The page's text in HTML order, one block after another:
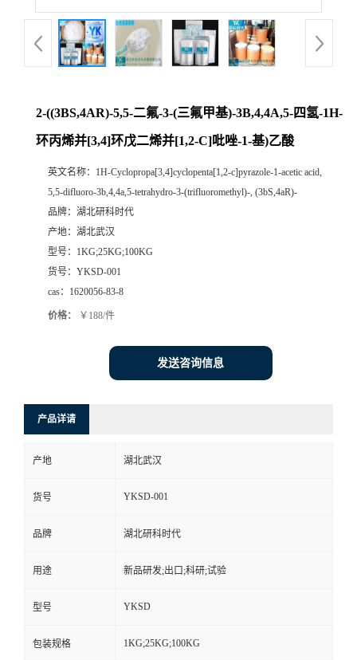
2-((3BS,4AR)-5,5-二氟-3-(三氟甲基)-3B,4,4A,5-四氢-1H-
环丙烯并[3,4]环戊二烯并[1,2-C]吡唑-1-基)乙酸
英文名称： 1H-Cyclopropa[3,4]cyclopenta[1,2-c]pyrazole-1-acetic acid,
5,5-difluoro-3b,4,4a,5-tetrahydro-3-(trifluoromethyl)-, (3bS,4aR)-
品牌： 湖北研科时代
产地： 湖北武汉
型号： 1KG;25KG;100KG
货号： YKSD-001
cas： 1620056-83-8
价格： ￥188/件
发送咨询信息
产品详请
产地 湖北武汉
货号 YKSD-001
品牌 湖北研科时代
用途 新品研发;出口;科研;试验
型号 YKSD
包装规格 1KG;25KG;100KG